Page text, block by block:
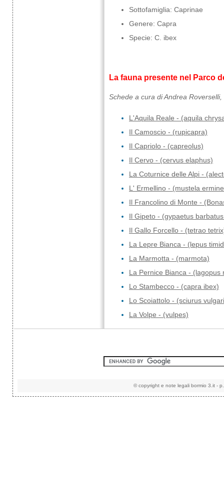
Sottofamiglia: Caprinae
Genere: Capra
Specie: C. ibex
La fauna presente nel Parco
Schede a cura di Andrea
L'Aquila Reale - (aquila
Il Camoscio - (rupicapra)
Il Capriolo - (capreolus)
Il Cervo - (cervus elaphus)
La Coturnice delle Alpi -
L' Ermellino - (mustela
Il Francolino di Monte -
Il Gipeto - (gypaetus
Il Gallo Forcello - (tetrao
La Lepre Bianca - (lepus
La Marmotta - (marmota)
La Pernice Bianca - (lagopus
Lo Stambecco - (capra ibex)
Lo Scoiattolo - (sciurus
La Volpe - (vulpes)
©copyright e note legali bormio 3.it -